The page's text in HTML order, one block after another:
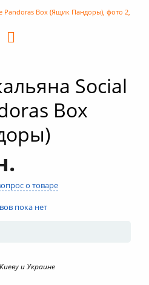
Social
Box
о товаре
пока нет
и Украине